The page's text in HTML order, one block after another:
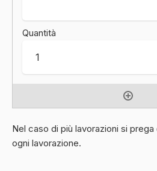
Nel caso di più lavorazioni si
ogni lavorazione.